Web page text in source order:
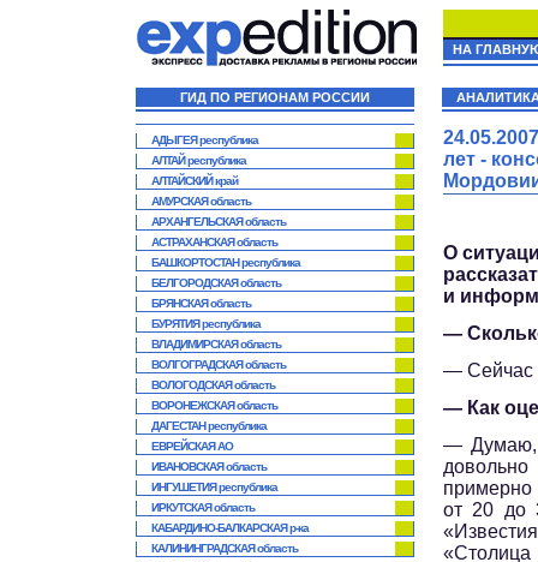
НА
ГИД ПО РЕГИОНАМ РОССИИ
АДЫГЕЯ республика
АЛТАЙ республика
АЛТАЙСКИЙ край
АМУРСКАЯ область
АРХАНГЕЛЬСКАЯ область
АСТРАХАНСКАЯ область
БАШКОРТОСТАН республика
БЕЛГОРОДСКАЯ область
БРЯНСКАЯ область
БУРЯТИЯ республика
ВЛАДИМИРСКАЯ область
ВОЛГОГРАДСКАЯ область
ВОЛОГОДСКАЯ область
ВОРОНЕЖСКАЯ область
ДАГЕСТАН республика
ЕВРЕЙСКАЯ АО
ИВАНОВСКАЯ область
ИНГУШЕТИЯ республика
ИРКУТСКАЯ область
КАБАРДИНО-БАЛКАРСКАЯ р-ка
КАЛИНИНГРАДСКАЯ область
лет -
О
и
—
— Сейчас
— Как
— Думаю,
примерно
от 20 до
«Столица